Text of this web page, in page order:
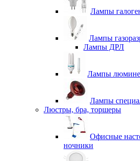
Лампы
Лампы
Лампы ДРЛ
Лампы
Лампы
Люстры, бра, торшеры
Офисные
ночники